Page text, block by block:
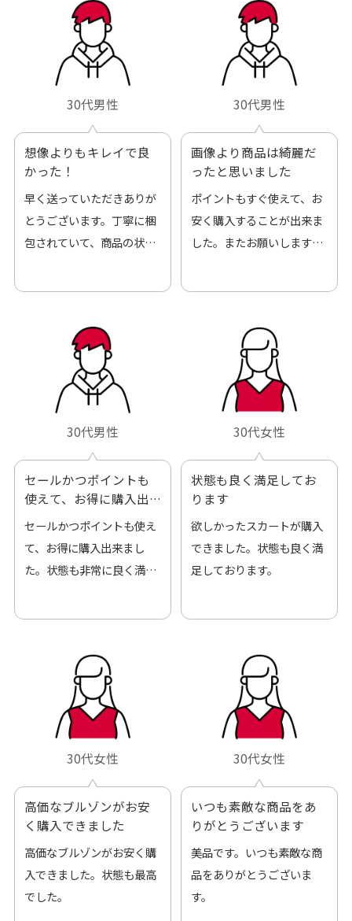
30代男性
想像よりもキレイで良
かった！
早く送っていただきありが
とうございます。丁寧に梱
包されていて、商品の状態
30代男性
画像より商品は綺麗だ
ったと思いました
ポイントもすぐ使えて、お
安く購入することが出来ま
した。またお願いします、
30代男性
セールかつポイントも
使えて、お得に購入出
来ました
セールかつポイントも使え
て、お得に購入出来まし
た。状態も非常に良く満足
30代女性
状態も良く満足してお
ります
欲しかったスカートが購入
できました。状態も良く満
足しております。
30代女性
高価なブルゾンがお安
く購入できました
高価なブルゾンがお安く購
入できました。状態も最高
でした。
30代女性
いつも素敵な商品をあ
りがとうございます
美品です。いつも素敵な商
品をありがとうございま
す。